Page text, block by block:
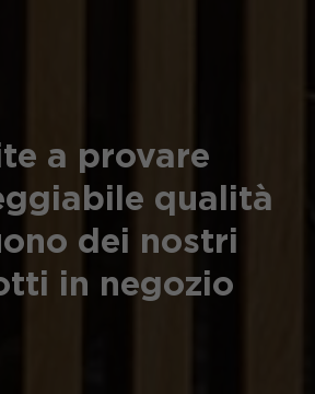
a provare
qualità
dei nostri
in negozio